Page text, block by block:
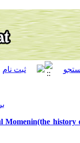
Momenin(the history